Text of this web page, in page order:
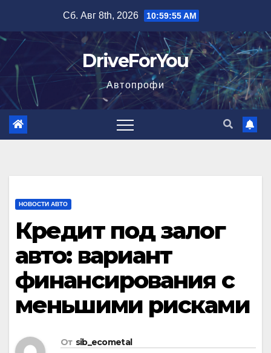
содержимому
Сб. Авг 8th, 2026 10:59:56 AM
DriveForYou
Автопрофи
НОВОСТИ АВТО
Кредит под залог
авто: вариант
финансирования с
меньшими рисками
От sib_ecometal